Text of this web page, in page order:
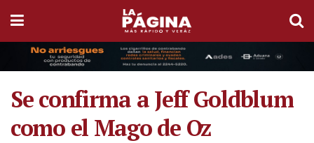
Se confirma a Jeff Goldblum
como el Mago de Oz